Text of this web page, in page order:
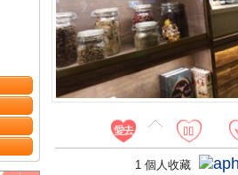
1 個人收藏